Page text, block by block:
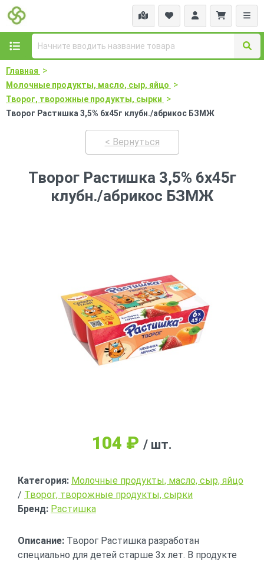
Главная >
Молочные продукты, масло, сыр, яйцо >
Творог, творожные продукты, сырки >
Творог Растишка 3,5% 6х45г клубн./абрикос БЗМЖ
< Вернуться
Творог Растишка 3,5% 6х45г
клубн./абрикос БЗМЖ
104 ₽ / шт.
Категория: Молочные продукты, масло, сыр, яйцо
/ Творог, творожные продукты, сырки
Бренд: Растишка
Описание: Творог Растишка разработан
специально для детей старше 3х лет. В продукте